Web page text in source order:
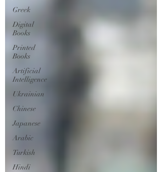
Greek
Digital
Books
Printed
Books
Artificial
Intelligence
Ukrainian
Chinese
Japanese
Arabic
Turkish
Hindi